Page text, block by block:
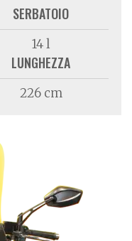
SERBATOIO
14 l
LUNGHEZZA
226 cm